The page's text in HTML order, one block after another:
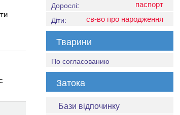
Дорослі: паспорт
Діти: св-во про народження
Тварини
По согласованию
Затока
Бази відпочинку